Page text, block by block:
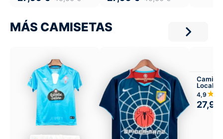
MÁS CAMISETAS
Local
4,9
27,99